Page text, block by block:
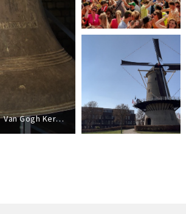
Van Gogh Kerk Etten-Leur